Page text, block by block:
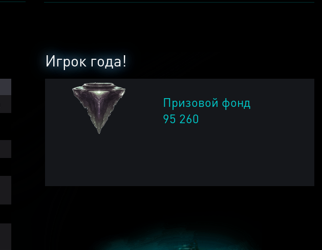
Игрок года!
Призовой фонд
95 260